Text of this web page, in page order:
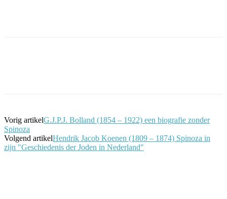
Vorig artikelG.J.P.J. Bolland (1854 – 1922) een biografie zonder
Spinoza
Volgend artikelHendrik Jacob Koenen (1809 – 1874) Spinoza in
zijn "Geschiedenis der Joden in Nederland"